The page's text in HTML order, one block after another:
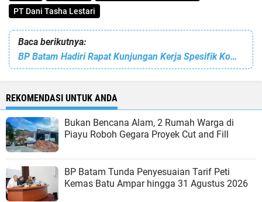
PT Dani Tasha Lestari
Baca berikutnya:
BP Batam Hadiri Rapat Kunjungan Kerja Spesifik Komisi V DPR RI di Bandara Hang Nadim
REKOMENDASI UNTUK ANDA
Bukan Bencana Alam, 2 Rumah Warga di
Piayu Roboh Gegara Proyek Cut and Fill
BP Batam Tunda Penyesuaian Tarif Peti
Kemas Batu Ampar hingga 31 Agustus 2026